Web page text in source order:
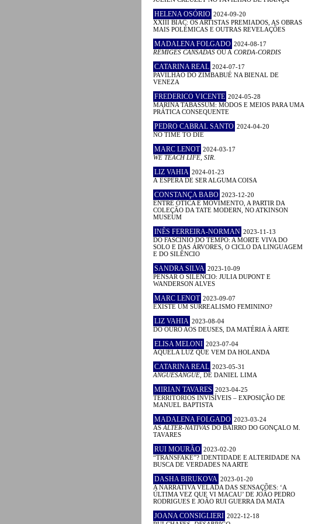
HELENA OSÓRIO 2024-09-20
XXIII BIAC: OS ARTISTAS PREMIADOS, AS OBRAS
MAIS POLÉMICAS E OUTRAS REVELAÇÕES
MADALENA FOLGADO 2024-08-17
RÉMIGES CANSADAS OU A CORDA-CORDIS
CATARINA REAL 2024-07-17
PAVILHÃO DO ZIMBABUÉ NA BIENAL DE
VENEZA
FREDERICO VICENTE 2024-05-28
MARINA TABASSUM: MODOS E MEIOS PARA UMA
PRÁTICA CONSEQUENTE
PEDRO CABRAL SANTO 2024-04-20
NO TIME TO DIE
MARC LENOT 2024-03-17
WE TEACH LIFE, SIR.
LIZ VAHIA 2024-01-23
À ESPERA DE SER ALGUMA COISA
CONSTANÇA BABO 2023-12-20
ENTRE ÓTICA E MOVIMENTO, A PARTIR DA
COLEÇÃO DA TATE MODERN, NO ATKINSON
MUSEUM
INÊS FERREIRA-NORMAN 2023-11-13
DO FASCÍNIO DO TEMPO: A MORTE VIVA DO
SOLO E DAS ÁRVORES, O CICLO DA LINGUAGEM
E DO SILÊNCIO
SANDRA SILVA 2023-10-09
PENSAR O SILÊNCIO: JULIA DUPONT E
WANDERSON ALVES
MARC LENOT 2023-09-07
EXISTE UM SURREALISMO FEMININO?
LIZ VAHIA 2023-08-04
DO OURO AOS DEUSES, DA MATÉRIA À ARTE
ELISA MELONI 2023-07-04
AQUELA LUZ QUE VEM DA HOLANDA
CATARINA REAL 2023-05-31
ANGUESÂNGUE , DE DANIEL LIMA
MIRIAN TAVARES 2023-04-25
TERRITÓRIOS INVISÍVEIS – EXPOSIÇÃO DE
MANUEL BAPTISTA
MADALENA FOLGADO 2023-03-24
AS ALTER-NATIVAS DO BAIRRO DO GONÇALO M.
TAVARES
RUI MOURÃO 2023-02-20
“TRANSFAKE”? IDENTIDADE E ALTERIDADE NA
BUSCA DE VERDADES NA ARTE
DASHA BIRUKOVA 2023-01-20
A NARRATIVA VELADA DAS SENSAÇÕES: ‘A
ÚLTIMA VEZ QUE VI MACAU’ DE JOÃO PEDRO
RODRIGUES E JOÃO RUI GUERRA DA MATA
JOANA CONSIGLIERI 2022-12-18